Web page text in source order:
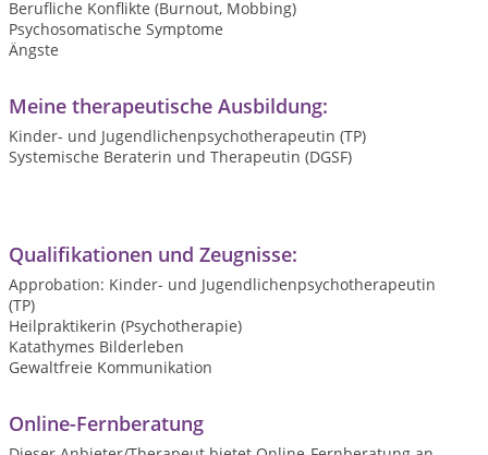
Berufliche Konflikte (Burnout, Mobbing)
Psychosomatische Symptome
Ängste
Meine therapeutische Ausbildung:
Kinder- und Jugendlichenpsychotherapeutin (TP)
Systemische Beraterin und Therapeutin (DGSF)
Qualifikationen und Zeugnisse:
Approbation: Kinder- und Jugendlichenpsychotherapeutin
(TP)
Heilpraktikerin (Psychotherapie)
Katathymes Bilderleben
Gewaltfreie Kommunikation
Online-Fernberatung